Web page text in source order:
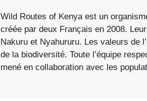
Wild Routes of Kenya est un
créée par deux Français en 2008.
Nakuru et Nyahururu. Les valeurs de
de la biodiversité. Toute l’équipe
mené en collaboration avec les